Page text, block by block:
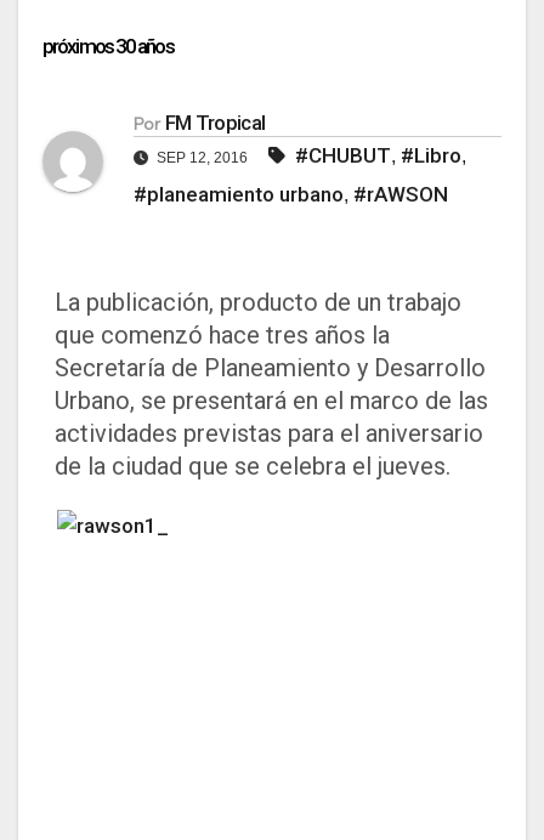
próximos 30 años
Por FM Tropical
SEP 12, 2016 #CHUBUT, #Libro,
#planeamiento urbano, #rAWSON
La publicación, producto de un trabajo
que comenzó hace tres años la
Secretaría de Planeamiento y Desarrollo
Urbano, se presentará en el marco de las
actividades previstas para el aniversario
de la ciudad que se celebra el jueves.